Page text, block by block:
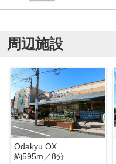
周辺施設
Odakyu OX
約595m／8分